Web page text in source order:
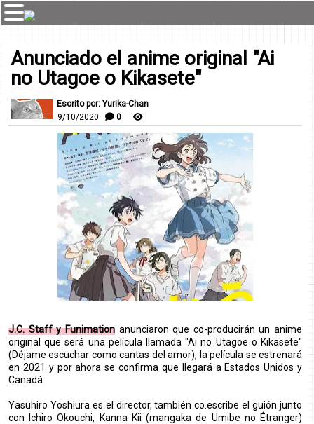
Anunciado el anime original "Ai
no Utagoe o Kikasete"
Escrito por: Yurika-Chan
9/10/2020
0
J.C. Staff y Funimationanunciaron que co-producirán un anime
original que será una película llamada "Ai no Utagoe o Kikasete"
(Déjame escuchar como cantas del amor), la película se estrenará
en 2021 y por ahora se confirma que llegará a Estados Unidos y
Canadá.
Yasuhiro Yoshiura es el director, también co.escribe el guión junto
con Ichiro Okouchi, Kanna Kii (mangaka de Umibe no Étranger)